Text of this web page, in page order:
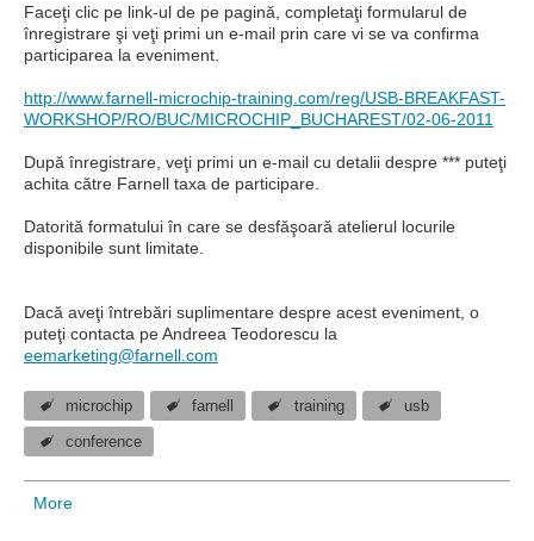
Faceţi clic pe link-ul de pe pagină, completaţi formularul de
înregistrare şi veţi primi un e-mail prin care vi se va confirma
participarea la eveniment.
http://www.farnell-microchip-training.com/reg/USB-BREAKFAST-
WORKSHOP/RO/BUC/MICROCHIP_BUCHAREST/02-06-2011
După înregistrare, veţi primi un e-mail cu detalii despre *** puteţi
achita către Farnell taxa de participare.
Datorită formatului în care se desfăşoară atelierul locurile
disponibile sunt limitate.
Dacă aveţi întrebări suplimentare despre acest eveniment, o
puteţi contacta pe Andreea Teodorescu la
eemarketing@farnell.com
microchip farnell training usb
conference
More